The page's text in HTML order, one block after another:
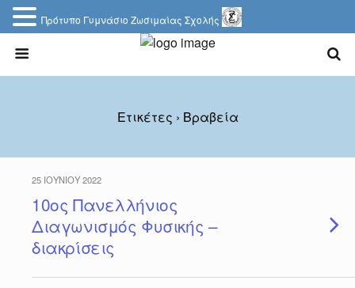
Ετικέτες › Βραβεία
25 ΙΟΥΝΊΟΥ 2022
10ος Πανελλήνιος
Διαγωνισμός Φυσικής –
διακρίσεις
Πρότυπο Γυμνάσιο Ζωσιμαίας Σχολής